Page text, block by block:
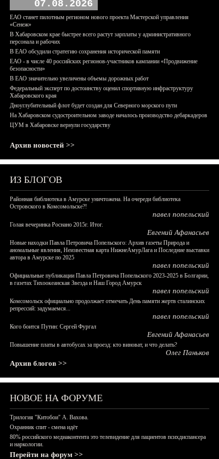
07.08.2026
ЕАО станет пилотным регионом нового проекта Мастерской управления
«Сенеж»
В Хабаровском крае быстрее всего растут зарплаты у административного
персонала и рабочих
В ЕАО обсудили стратегию сохранения исторической памяти
ЕАО - в числе 40 российских регионов-участников кампании «Продвижение
безопасности»
В ЕАО значительно увеличены объемы дорожных работ
Федеральный эксперт по достоинству оценил спортивную инфраструктуру
Хабаровского края
Дноуглубительный флот будет создан для Северного морского пути
На Хабаровском судостроительном заводе началось производство дебаркадеров
ЦУМ в Хабаровске вернули государству
Архив новостей >>
ИЗ БЛОГОВ
Районная библиотека в Амурске уничтожена. На очереди библиотека
Островского в Комсомольске?!
павел попельский
Голая вечеринка Роснано 2015г. Итог.
Евгений Афанасьев
Новые находки Павла Петровича Попельского: Архив газеты Природа и
аномальные явления, Неизвестная карта НижнеАмурЛага и Последние выставки
автора в Амурске по 2025
павел попельский
Официальные публикации Павла Петровича Попельского 2023-2025 в Болгарии,
в газетах Тихоокеанская Звезда и Наш Город Амурск
павел попельский
Комсомольск официально продолжает отмечать День памяти жертв сталинских
репрессий: задумаемся...
павел попельский
Кого боится Путин: Сергей Фургал
Евгений Афанасьев
Повышение платы в автобусах за проезд: кто виноват, и что делать?
Олег Паньков
Архив блогов >>
НОВОЕ НА ФОРУМЕ
Трилогия "Китобои" А. Вахова.
Охранник спит - смена идёт
80% российского медиаконтента это телевидение для пациентов психдиспансера
и наркологии.
Перейти на форум >>